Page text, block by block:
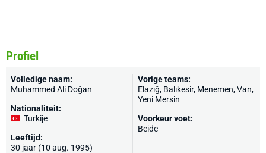
Profiel
Volledige naam:
Muhammed Ali Doğan
Nationaliteit:
Turkije
Leeftijd:
30 jaar (10 aug. 1995)
Vorige teams:
Elazığ, Balıkesir, Menemen, Van,
Yeni Mersin
Voorkeur voet:
Beide